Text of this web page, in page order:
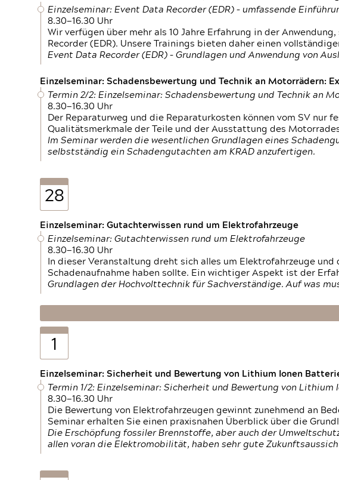
Einzelseminar: Event Data Recorder (EDR) – umfassende
8.30—16.30 Uhr
Wir verfügen über mehr als 10 Jahre Erfahrung in der
Recorder (EDR). Unsere Trainings bieten daher einen
Event Data Recorder (EDR) – Grundlagen und Anwendung von
Einzelseminar: Schadensbewertung und Technik an Motorrädern:
Termin 2/2: Einzelseminar: Schadensbewertung und Technik an
8.30—16.30 Uhr
Der Reparaturweg und die Reparaturkosten können vom SV
Qualitätsmerkmale der Teile und der Ausstattung des
Im Seminar werden die wesentlichen Grundlagen eines
selbstständig ein Schadengutachten am KRAD anzufertigen.
28
Einzelseminar: Gutachterwissen rund um Elektrofahrzeuge
Einzelseminar: Gutachterwissen rund um Elektrofahrzeuge
8.30—16.30 Uhr
In dieser Veranstaltung dreht sich alles um Elektrofahrzeuge
Schadenaufnahme haben sollte. Ein wichtiger Aspekt ist der
Grundlagen der Hochvolttechnik für Sachverständige. Auf was
1
Einzelseminar: Sicherheit und Bewertung von Lithium Ionen
Termin 1/2: Einzelseminar: Sicherheit und Bewertung von
8.30—16.30 Uhr
Die Bewertung von Elektrofahrzeugen gewinnt zunehmend an
Seminar erhalten Sie einen praxisnahen Überblick über die
Die Erschöpfung fossiler Brennstoffe, aber auch der
allen voran die Elektromobilität, haben sehr gute